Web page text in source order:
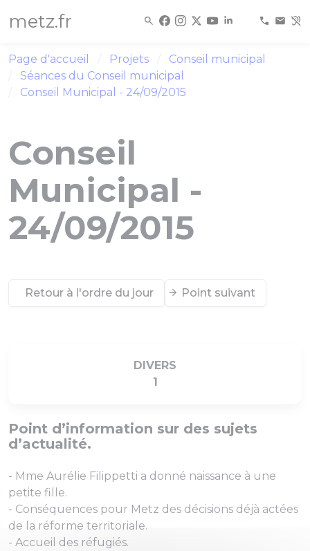
metz.fr
Page d'accueil Projets
Conseil municipal
Séances du Conseil municipal
Conseil Municipal - 24/09/2015
Conseil
Municipal -
24/09/2015
Retour à l'ordre du jour Point suivant
DIVERS
1
Point d’information sur des sujets
d’actualité.
- Mme Aurélie Filippetti a donné naissance à une
petite fille.
- Conséquences pour Metz des décisions déjà actées
de la réforme territoriale.
- Accueil des réfugiés.